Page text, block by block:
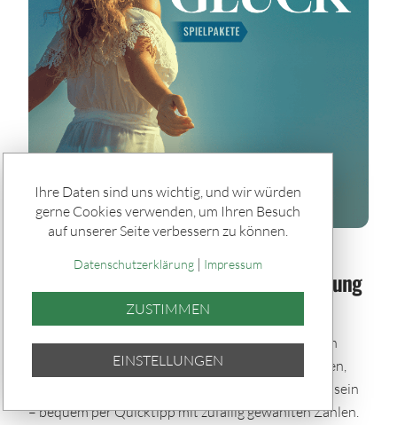
Sommerglück im Paket: Bei jeder Ziehung
dabei – auch im Urlaub
Mit den Sommerglück Spielpaketen bleibst du auch
während der Urlaubszeit im Spiel. Einmal auswählen,
automatisch tippen und bei allen Ziehungen dabei sein
– bequem per Quicktipp mit zufällig gewählten Zahlen.
Ihre Daten sind uns wichtig, und wir würden
gerne Cookies verwenden, um Ihren Besuch
auf unserer Seite verbessern zu können.
Datenschutzerklärung| Impressum
ZUSTIMMEN
EINSTELLUNGEN